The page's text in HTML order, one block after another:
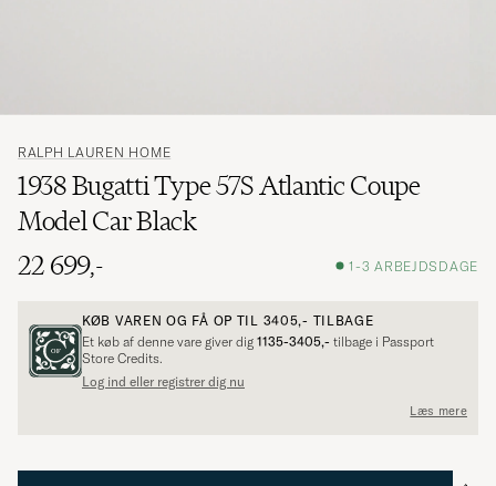
RALPH LAUREN HOME
1938 Bugatti Type 57S Atlantic Coupe
Model Car Black
22 699,-
1-3 ARBEJDSDAGE
KØB VAREN OG FÅ OP TIL 3405,- TILBAGE
Et køb af denne vare giver dig 1135-3405,- tilbage i Passport
Store Credits.
Log ind eller registrer dig nu
Læs mere